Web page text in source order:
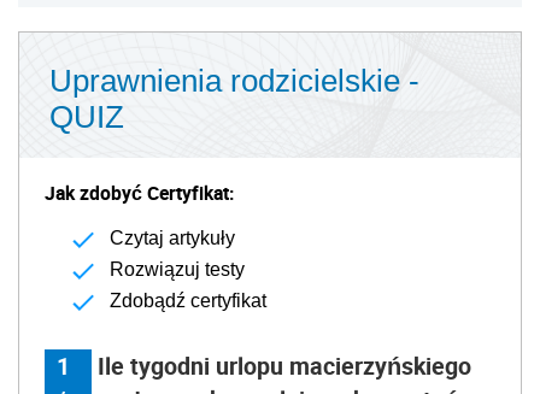
Uprawnienia rodzicielskie -
QUIZ
Jak zdobyć Certyfikat:
Czytaj artykuły
Rozwiązuj testy
Zdobądź certyfikat
1
Ile tygodni urlopu macierzyńskiego